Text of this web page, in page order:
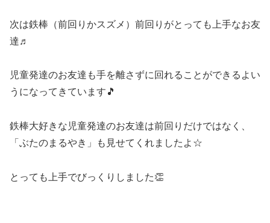
次は鉄棒（前回りかスズメ）前回りがとっても上手なお友
達♬
児童発達のお友達も手を離さずに回れることができるよい
うになってきています🎵
鉄棒大好きな児童発達のお友達は前回りだけではなく、
「ぶたのまるやき」も見せてくれましたよ☆
とっても上手でびっくりしました👏